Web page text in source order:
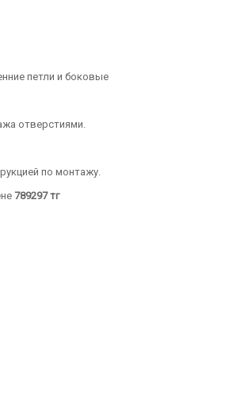
петли и боковые
отверстиями.
по монтажу.
789297 тг